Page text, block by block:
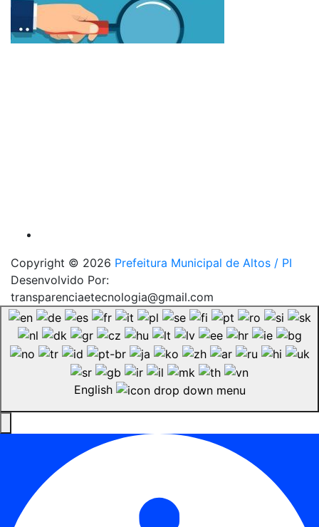
Copyright © 2026 Prefeitura Municipal de Altos / PI
Desenvolvido Por:
transparenciaetecnologia@gmail.com
English